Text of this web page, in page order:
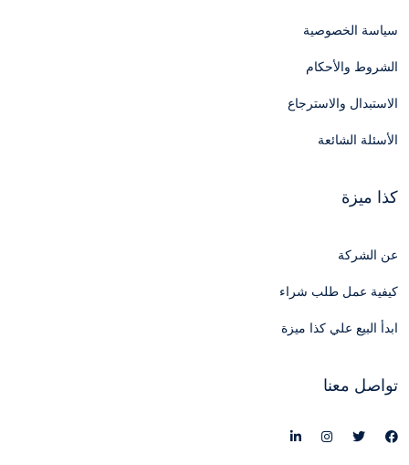
سياسة الخصوصية
الشروط والأحكام
الاستبدال والاسترجاع
الأسئلة الشائعة
كذا ميزة
عن الشركة
كيفية عمل طلب شراء
ابدأ البيع علي كذا ميزة
تواصل معنا